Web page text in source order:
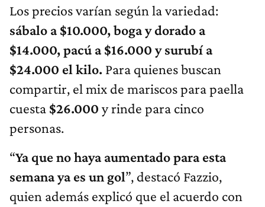
Los precios varían según la variedad:
sábalo a $10.000, boga y dorado a
$14.000, pacú a $16.000 y surubí a
$24.000 el kilo. Para quienes buscan
compartir, el mix de mariscos para paella
cuesta $26.000 y rinde para cinco
personas.
“Ya que no haya aumentado para esta
semana ya es un gol”, destacó Fazzio,
quien además explicó que el acuerdo con